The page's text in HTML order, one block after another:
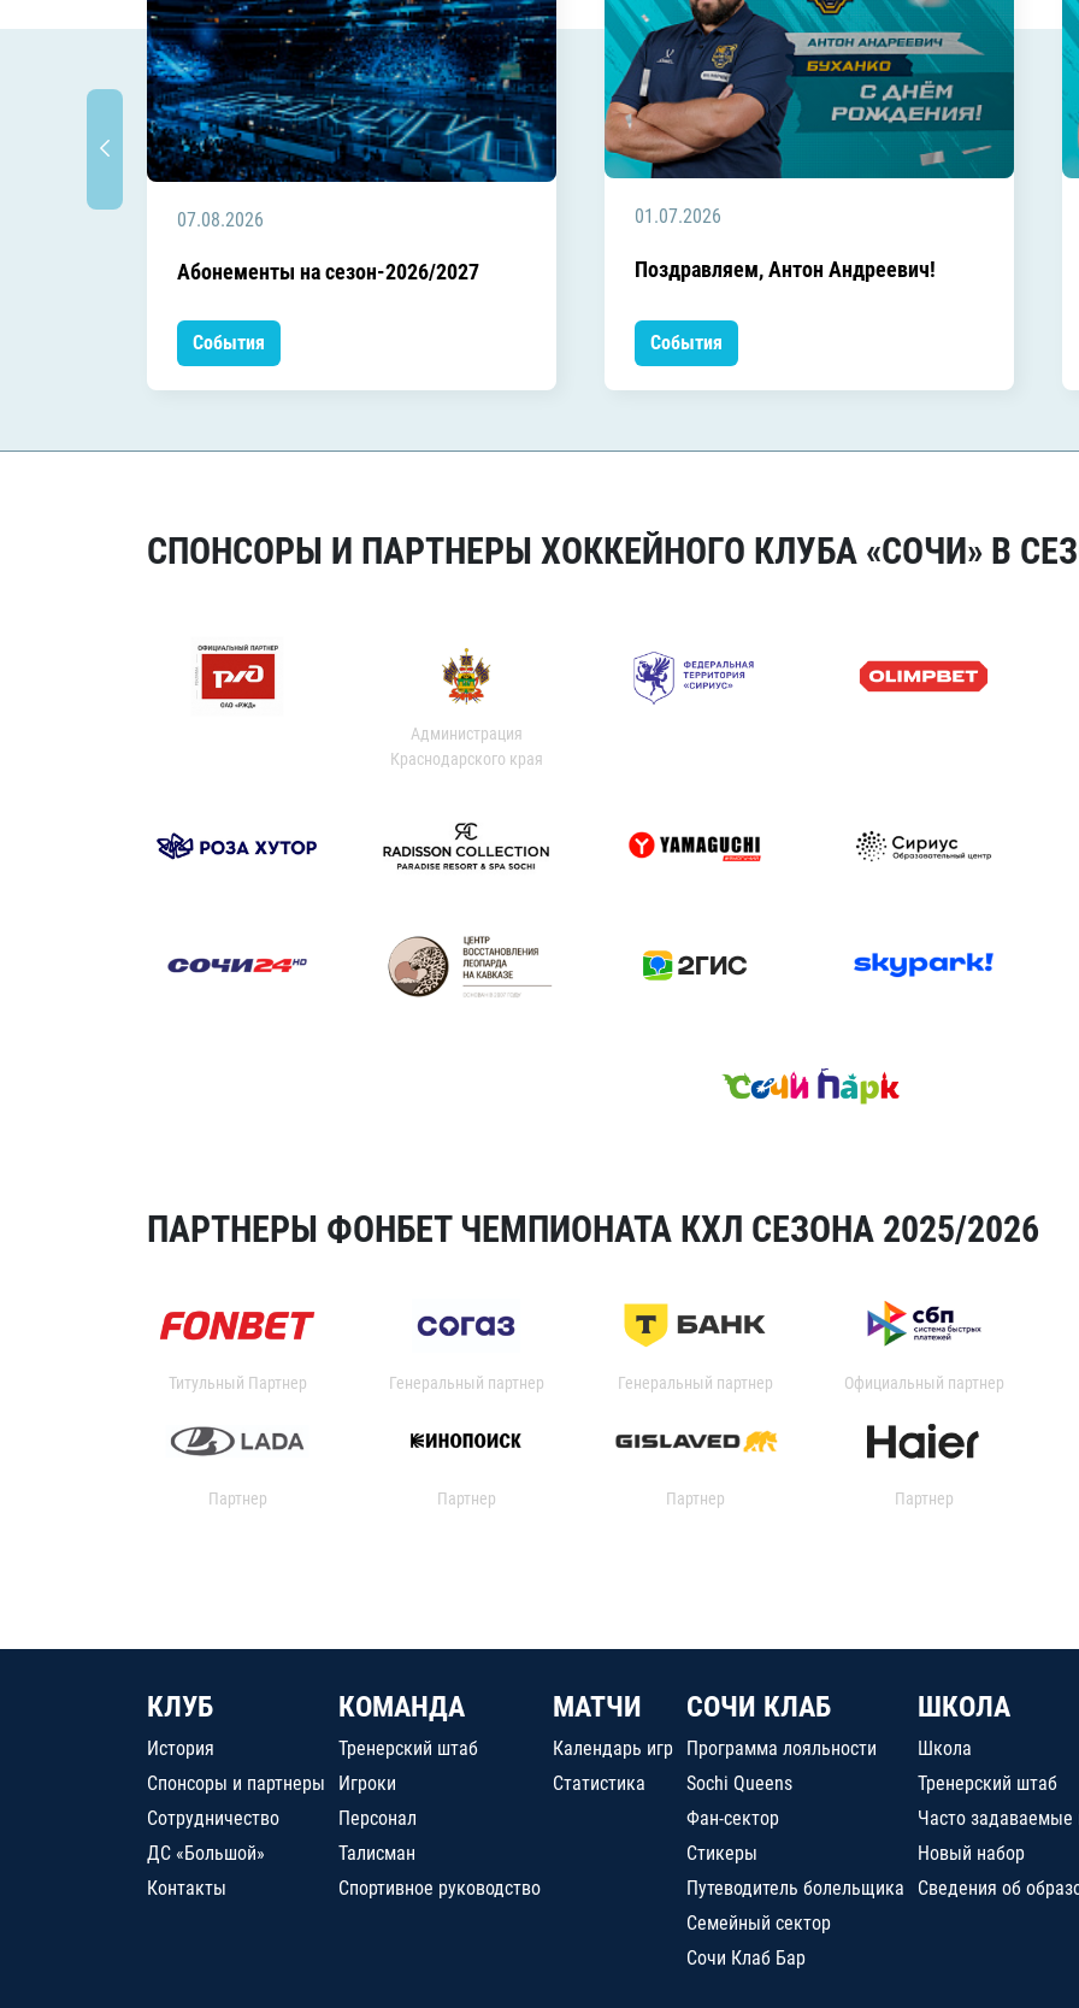
07.08.2026
Абонементы на сезон-2026/2027
События
01.07.2026
Поздравляем, Антон Андреевич!
События
СПОНСОРЫ И ПАРТНЕРЫ ХОККЕЙНОГО КЛУБА «СОЧИ» В
Администрация
Краснодарского края
ПАРТНЕРЫ ФОНБЕТ ЧЕМПИОНАТА КХЛ СЕЗОНА 2025/2026
Титульный Партнер Генеральный партнер Генеральный партнер Официальный партнер
Партнер Партнер Партнер Партнер
КЛУБ
История
Спонсоры и партнеры
Сотрудничество
ДС «Большой»
Контакты
КОМАНДА
Тренерский штаб
Игроки
Персонал
Талисман
Спортивное руководство
МАТЧИ
Календарь игр
Статистика
СОЧИ КЛАБ
Программа лояльности
Sochi Queens
Фан-сектор
Стикеры
Путеводитель болельщика
Семейный сектор
Сочи Клаб Бар
ШКОЛА
Школа
Тренерский штаб
Часто задаваемые
Новый набор
Сведения об